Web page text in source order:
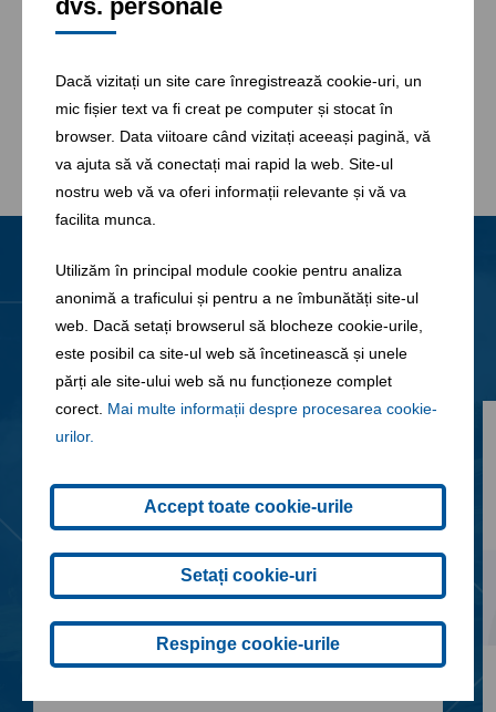
dvs. personale
Dacă vizitați un site care înregistrează cookie-uri, un
mic fișier text va fi creat pe computer și stocat în
browser. Data viitoare când vizitați aceeași pagină, vă
va ajuta să vă conectați mai rapid la web. Site-ul
nostru web vă va oferi informații relevante și vă va
facilita munca.
Utilizăm în principal module cookie pentru analiza
anonimă a traficului și pentru a ne îmbunătăți site-ul
web. Dacă setați browserul să blocheze cookie-urile,
este posibil ca site-ul web să încetinească și unele
părți ale site-ului web să nu funcționeze complet
corect. Mai multe informații despre procesarea cookie-
urilor.
Accept toate cookie-urile
Setați cookie-uri
Respinge cookie-urile
pentru fiecare dintre domeniile noastre de activitate:
Infrastructură, Servicii de Mediu și Apă
Pentru mai multe informatii va rugamVizitați Website-ul
Grupului FCC(www.fcc.es )
Noutati Toate știrile